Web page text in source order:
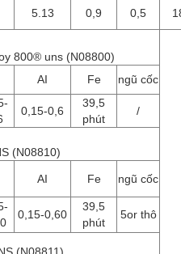
5.13 0,9 0,5
800® uns (N08800)
AI Fe
ngũ cốc
0,15-0,6
39,5
phút
/
(N08810)
AI Fe ngũ cốc
0,15-0,60
39,5
phút
5or thô